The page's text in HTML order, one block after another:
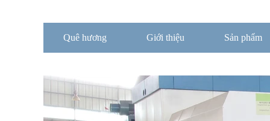
Quê hương Giới thiệu Sản phẩm